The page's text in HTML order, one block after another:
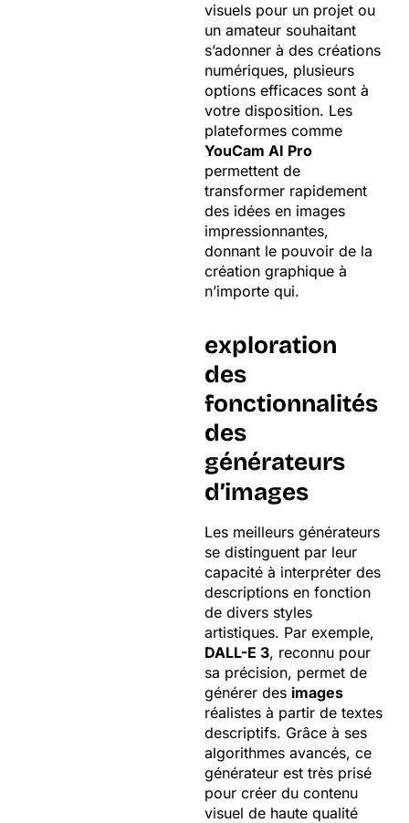
visuels pour un projet ou
un amateur souhaitant
s’adonner à des créations
numériques, plusieurs
options efficaces sont à
votre disposition. Les
plateformes comme
YouCam AI Pro
permettent de
transformer rapidement
des idées en images
impressionnantes,
donnant le pouvoir de la
création graphique à
n’importe qui.
exploration
des
fonctionnalités
des
générateurs
d’images
Les meilleurs générateurs
se distinguent par leur
capacité à interpréter des
descriptions en fonction
de divers styles
artistiques. Par exemple,
DALL-E 3, reconnu pour
sa précision, permet de
générer des images
réalistes à partir de textes
descriptifs. Grâce à ses
algorithmes avancés, ce
générateur est très prisé
pour créer du contenu
visuel de haute qualité